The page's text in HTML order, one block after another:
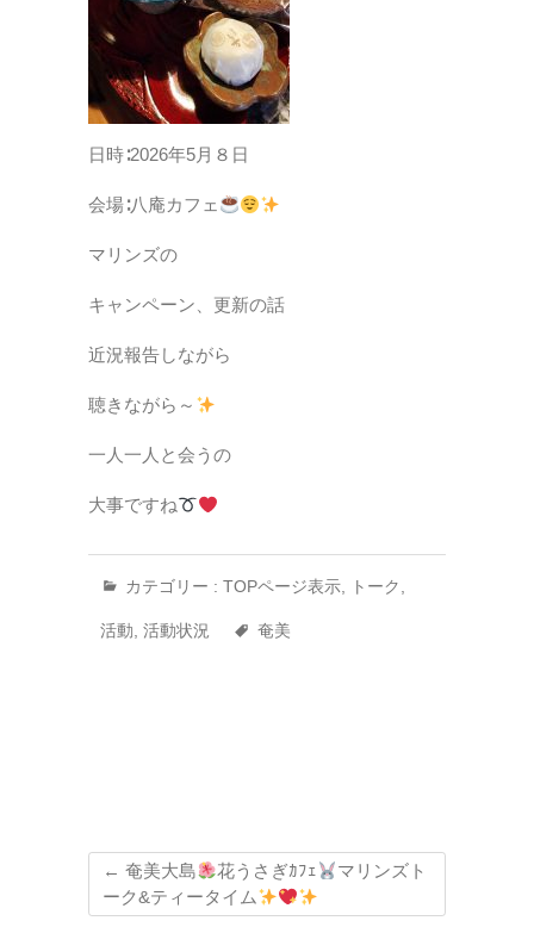
日時∶2026年5月８日
会場∶八庵カフェ
マリンズの
キャンペーン、更新の話
近況報告しながら
聴きながら～
一人一人と会うの
大事ですね
カテゴリー : TOPページ表示 トーク
活動 活動状況 奄美
← 奄美大島 花うさぎｶﾌｪ
マリンズト
ーク&ティータイム